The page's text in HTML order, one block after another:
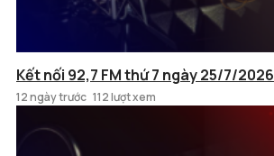
Kết nối 92,7 FM thứ 7 ngày 25/7/2026
12 ngày trước 112 lượt xem